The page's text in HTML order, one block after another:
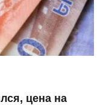
цена на